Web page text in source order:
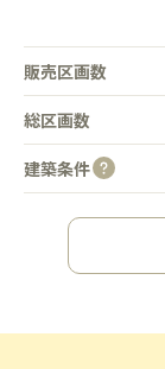
販売区画数
総区画数
建築条件